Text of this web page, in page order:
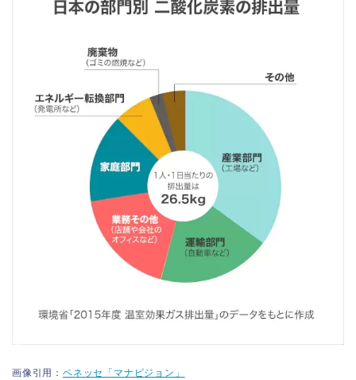
画像引用： ベネッセ「マナビジョン」